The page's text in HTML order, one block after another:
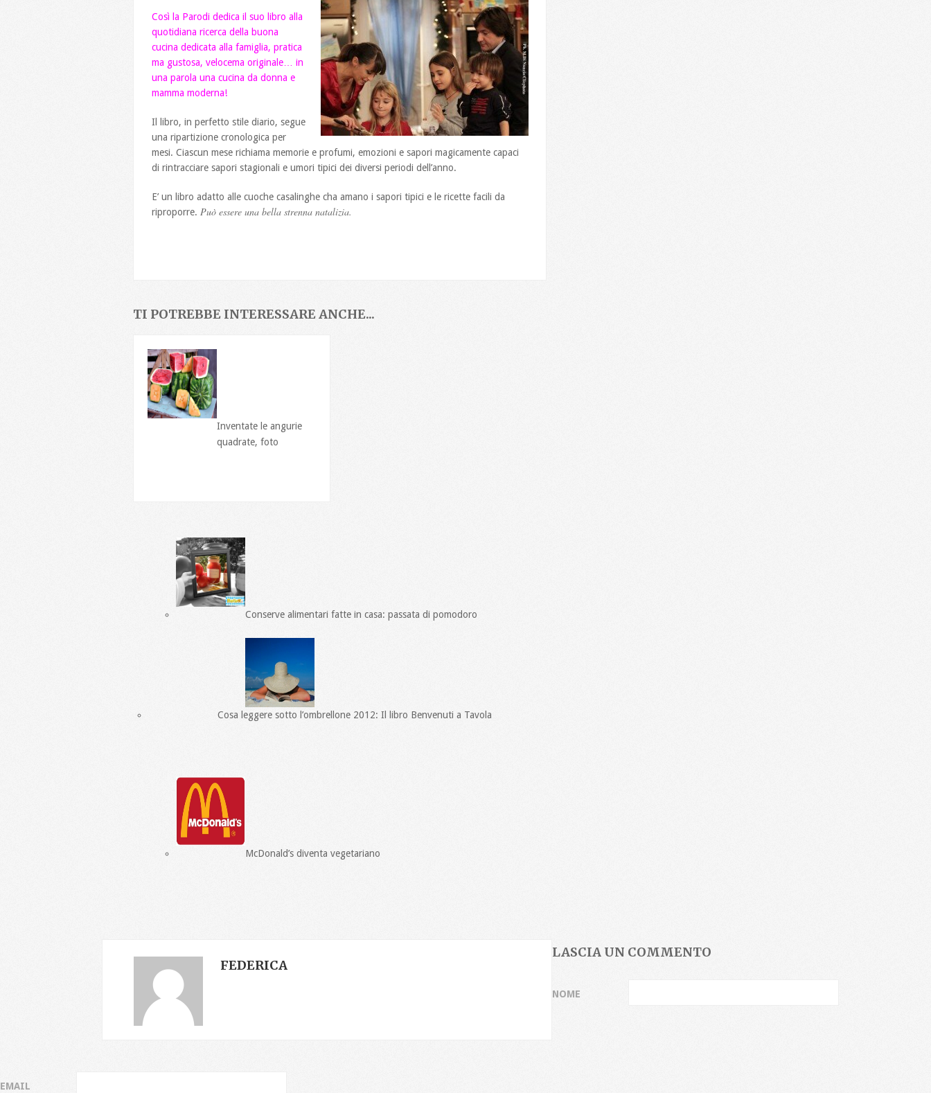
Così la Parodi dedica il suo libro alla
quotidiana ricerca della buona
cucina dedicata alla famiglia, pratica
ma gustosa, velocema originale… in
una parola una cucina da donna e
mamma moderna!
Il libro, in perfetto stile diario, segue
una ripartizione cronologica per
mesi. Ciascun mese richiama memorie e profumi, emozioni e sapori magicamente capaci
di rintracciare sapori stagionali e umori tipici dei diversi periodi dell’anno.
E’ un libro adatto alle cuoche casalinghe cha amano i sapori tipici e le ricette facili da
riproporre. Può essere una bella strenna natalizia.
TI POTREBBE INTERESSARE ANCHE...
Inventate le angurie
quadrate, foto
Conserve alimentari fatte in casa: passata di pomodoro
Cosa leggere sotto l’ombrellone 2012: Il libro Benvenuti a Tavola
McDonald’s diventa vegetariano
FEDERICA
LASCIA UN COMMENTO
NOME
EMAIL